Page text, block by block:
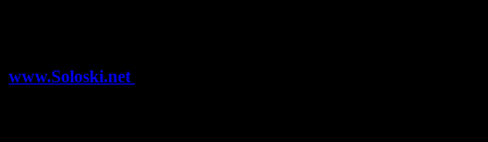
www.Soloski.net